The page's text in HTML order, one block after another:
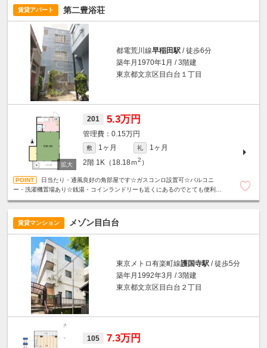
賃貸アパート 第二豊浴荘
都電荒川線早稲田駅 / 徒歩6分
築年月1970年1月 / 3階建
東京都文京区目白台１丁目
201 5.3万円
0.15万円
敷 1ヶ月 礼
1ヶ月
2階 1K（18.18ｍ2 ）
日当たり・通風良好の角部屋です☆ガスコンロ設置可☆バルコニ
ー・洗濯機置場あり☆銭湯・コインランドリーも近くにあるのでとても便利で
賃貸マンション メゾン目白台
東京メトロ有楽町線護国寺駅 / 徒歩5分
築年月1992年3月 / 3階建
東京都文京区目白台２丁目
105 7.3万円